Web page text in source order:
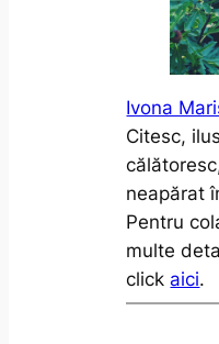
Ivona
Citesc,
neapărat
Pentru
multe
click aici.